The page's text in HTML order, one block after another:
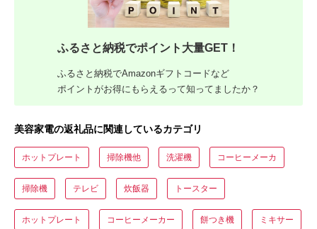
ふるさと納税でポイント大量GET！
ふるさと納税でAmazonギフトコードなど
ポイントがお得にもらえるって知ってましたか？
美容家電の返礼品に関連しているカテゴリ
ホットプレート 掃除機他 洗濯機 コーヒーメーカ
掃除機 テレビ 炊飯器 トースター
ホットプレート コーヒーメーカー 餅つき機 ミキサー